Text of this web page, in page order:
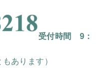
受付時間 9：
あります）